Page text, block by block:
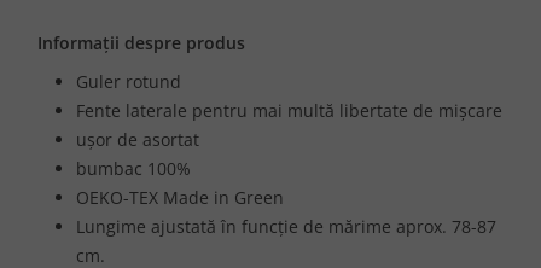
Informații despre produs
Guler rotund
Fente laterale pentru mai multă libertate de mișcare
ușor de asortat
bumbac 100%
OEKO-TEX Made in Green
Lungime ajustată în funcție de mărime aprox. 78-87
cm.